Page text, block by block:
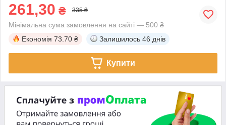
261,30 ₴ 335 ₴
Мінімальна сума замовлення на сайті — 500 ₴
Економія 73.70 ₴ Залишилось 46 днів
Купити